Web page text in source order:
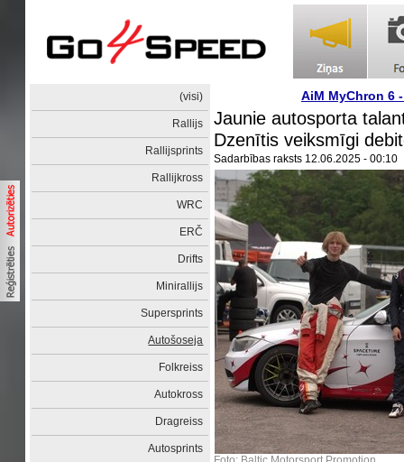
(visi)
Rallijs
Rallijsprints
Rallijkross
WRC
ERČ
Drifts
Minirallijs
Supersprints
Autošoseja
Folkreiss
Autokross
Dragreiss
Autosprints
AiM MyChron 6
Jaunie autosporta
Dzenītis veiksmīgi
Sadarbības raksts 12.06.2025 - 00:10